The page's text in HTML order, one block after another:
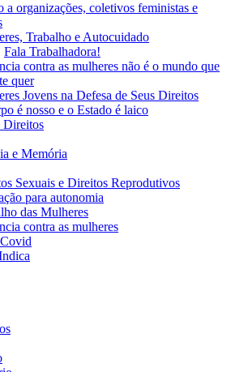
a organizações, coletivos feministas e
Trabalho e Autocuidado
Fala Trabalhadora!
contra as mulheres não é o mundo que
quer
Jovens na Defesa de Seus Direitos
é nosso e o Estado é laico
Direitos
e Memória
Sexuais e Direitos Reprodutivos
para autonomia
das Mulheres
contra as mulheres